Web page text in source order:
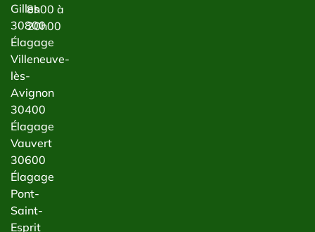
Gilles
30800
Élagage
Villeneuve-
lès-
Avignon
30400
Élagage
Vauvert
30600
Élagage
Pont-
Saint-
Esprit
8h00 à
20h00